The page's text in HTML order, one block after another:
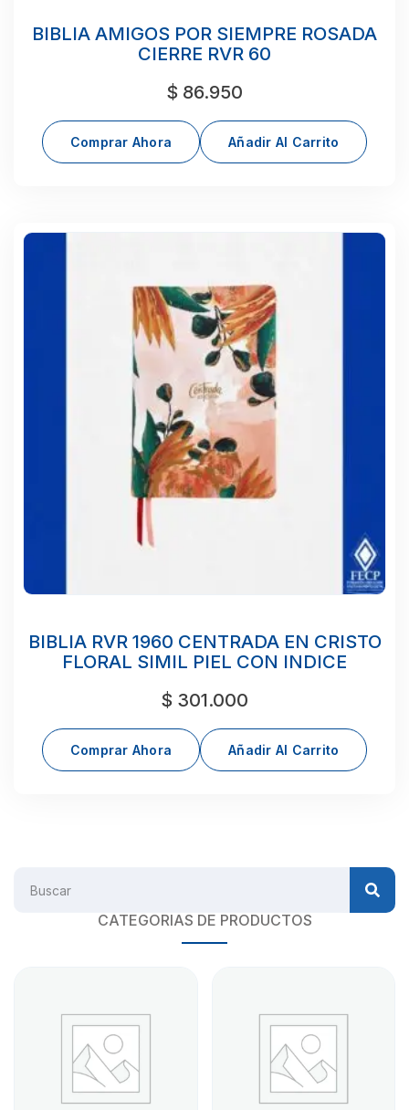
BIBLIA AMIGOS POR SIEMPRE ROSADA
CIERRE RVR 60
$ 86.950
Comprar Ahora Añadir Al Carrito
BIBLIA RVR 1960 CENTRADA EN CRISTO
FLORAL SIMIL PIEL CON INDICE
$ 301.000
Comprar Ahora Añadir Al Carrito
CATEGORIAS DE PRODUCTOS